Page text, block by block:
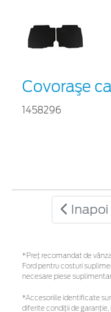
Covoraşe
1458296
Inapoi
*Preţ recomandat de
Ford pentru costuri
necesare piese
*Accesoriile identificate
diferite condiții de